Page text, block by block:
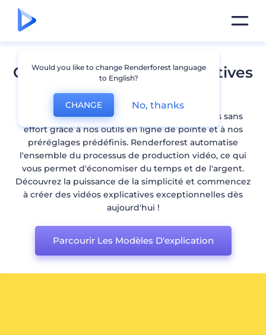
Créateur de vidéos explicatives
animées
Créez des animations explicatives captivantes sans
effort grâce à nos outils en ligne de pointe et à nos
préréglages prédéfinis. Renderforest automatise
l'ensemble du processus de production vidéo, ce qui
vous permet d'économiser du temps et de l'argent.
Découvrez la puissance de la simplicité et commencez
à créer des vidéos explicatives exceptionnelles dès
aujourd'hui !
Parcourir Les Modèles D'explication
Would you like to change Renderforest language
to English?
CHANGE No, thanks